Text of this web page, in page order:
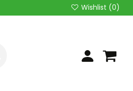
Wishlist (0)